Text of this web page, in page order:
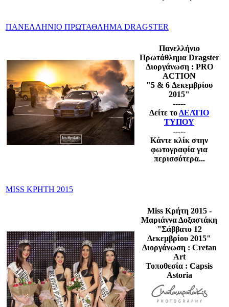
ΠΑΝΕΛΛΗΝΙΟ ΠΡΩΤΑΘΛΗΜΑ DRAGSTER
Πανελλήνιο
Πρωτάθλημα Dragster
Διοργάνωση : PRO
ACTION
"5 & 6 Δεκεμβρίου
2015"
-----
Δείτε τοΔΕΛΤΙΟ
ΤΥΠΟΥ
-----
Κάντε κλίκ στην
φωτογραφία για
περισσότερα...
MISS ΚΡΗΤΗ 2015
Miss Κρήτη 2015 -
Μαριάννα Δοξαστάκη
"Σάββατο 12
Δεκεμβρίου 2015"
Διοργάνωση : Cretan
Art
Τοποθεσία : Capsis
Astoria